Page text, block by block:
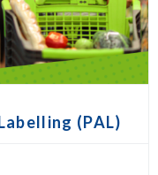
(PAL)